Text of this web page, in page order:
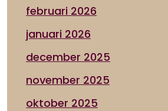
februari 2026
januari 2026
december 2025
november 2025
oktober 2025